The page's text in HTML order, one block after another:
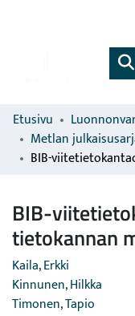
Etusivu
Metlan
BIB-
tietokannan
Kaila, Erkki
Kinnunen, Hilkka
Timonen, Tapio